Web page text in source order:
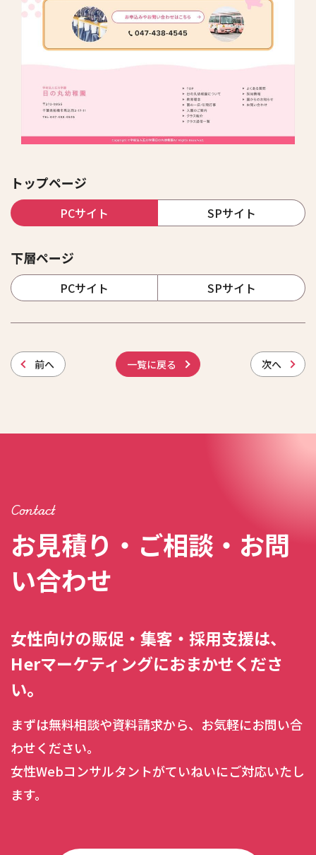
トップページ
PCサイト SPサイト
下層ページ
PCサイト SPサイト
前へ 一覧に戻る 次へ
Contact
お見積り・ご相談・お問
い合わせ
女性向けの販促・集客・採用支援は、
Herマーケティングにおまかせくださ
い。
まずは無料相談や資料請求から、お気軽にお問い合
わせください。
女性Webコンサルタントがていねいにご対応いたし
ます。